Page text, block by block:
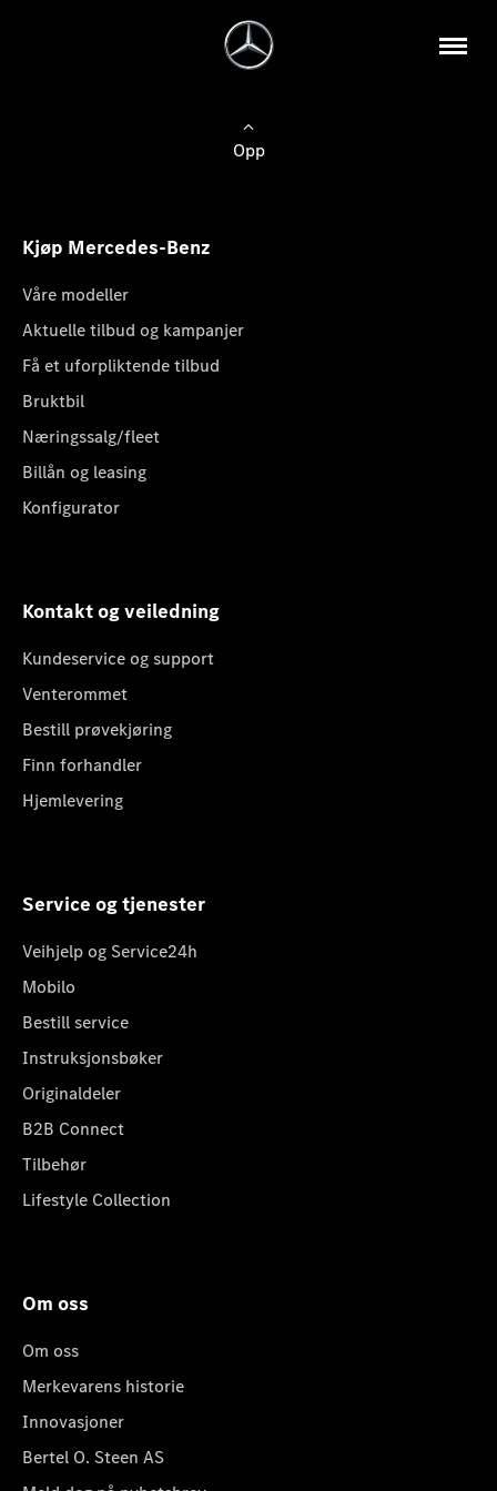
Opp
Kjøp Mercedes-Benz
Våre modeller
Aktuelle tilbud og kampanjer
Få et uforpliktende tilbud
Bruktbil
Næringssalg/fleet
Billån og leasing
Konfigurator
Kontakt og veiledning
Kundeservice og support
Venterommet
Bestill prøvekjøring
Finn forhandler
Hjemlevering
Service og tjenester
Veihjelp og Service24h
Mobilo
Bestill service
Instruksjonsbøker
Originaldeler
B2B Connect
Tilbehør
Lifestyle Collection
Om oss
Om oss
Merkevarens historie
Innovasjoner
Bertel O. Steen AS